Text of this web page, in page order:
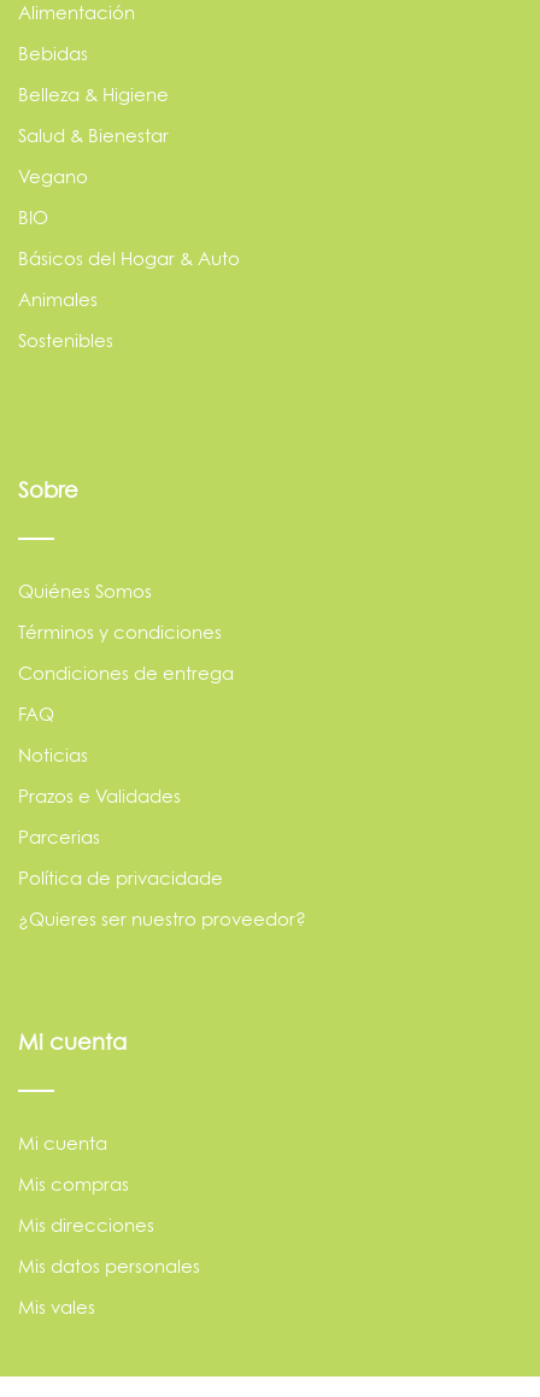
Alimentación
Bebidas
Belleza & Higiene
Salud & Bienestar
Vegano
BIO
Básicos del Hogar & Auto
Animales
Sostenibles
Sobre
Quiénes Somos
Términos y condiciones
Condiciones de entrega
FAQ
Noticias
Prazos e Validades
Parcerias
Política de privacidade
¿Quieres ser nuestro proveedor?
Mi cuenta
Mi cuenta
Mis compras
Mis direcciones
Mis datos personales
Mis vales